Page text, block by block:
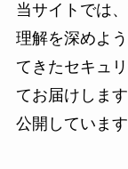
当サイトでは
理解を深めよ
てきたセキュ
てお届けしま
公開していま